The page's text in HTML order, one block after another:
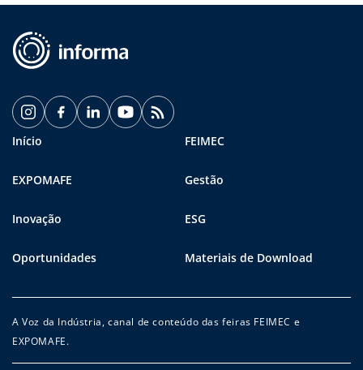
Início FEIMEC
EXPOMAFE Gestão
Inovação ESG
Oportunidades Materiais de Download
A Voz da Indústria, canal de conteúdo das feiras FEIMEC e
EXPOMAFE.